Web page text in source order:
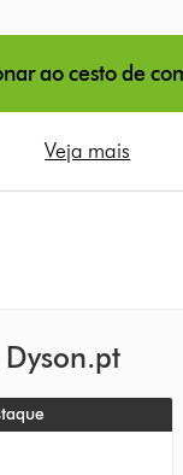
ao cesto de
Veja mais